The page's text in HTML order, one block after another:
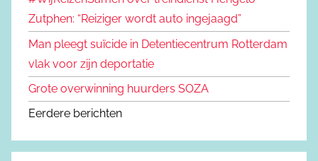
Zutphen: “Reiziger wordt auto ingejaagd”
Man pleegt suïcide in Detentiecentrum Rotterdam
vlak voor zijn deportatie
Grote overwinning huurders SOZA
Eerdere berichten